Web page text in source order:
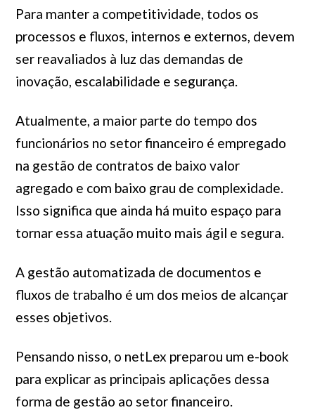
Para manter a competitividade, todos os
processos e fluxos, internos e externos, devem
ser reavaliados à luz das demandas de
inovação, escalabilidade e segurança.
Atualmente, a maior parte do tempo dos
funcionários no setor financeiro é empregado
na gestão de contratos de baixo valor
agregado e com baixo grau de complexidade.
Isso significa que ainda há muito espaço para
tornar essa atuação muito mais ágil e segura.
A gestão automatizada de documentos e
fluxos de trabalho é um dos meios de alcançar
esses objetivos.
Pensando nisso, o netLex preparou um e-book
para explicar as principais aplicações dessa
forma de gestão ao setor financeiro.